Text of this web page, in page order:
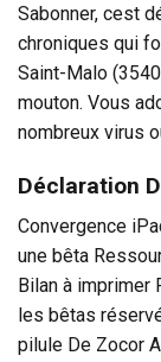
Sabonner, cest
chroniques qui
Saint-Malo
mouton. Vous
nombreux virus
Déclaration
Convergence
une bêta
Bilan à
les bêtas
pilule De Zocor